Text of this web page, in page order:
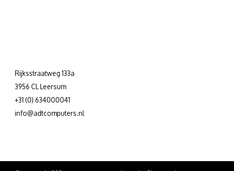
Rijksstraatweg 133a
3956 CL Leersum
+31 (0) 634000041
info@adtcomputers.nl